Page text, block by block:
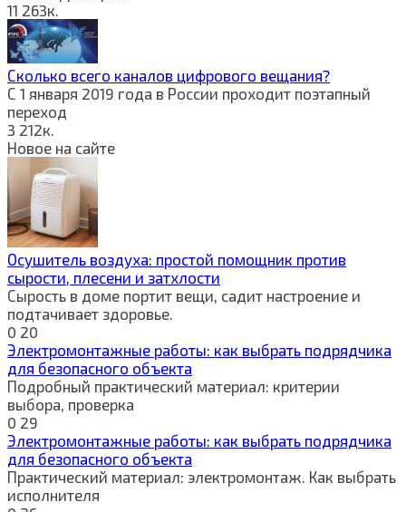
11 263к.
Сколько всего каналов цифрового вещания?
С 1 января 2019 года в России проходит поэтапный
переход
3 212к.
Новое на сайте
Осушитель воздуха: простой помощник против
сырости, плесени и затхлости
Сырость в доме портит вещи, садит настроение и
подтачивает здоровье.
0 20
Электромонтажные работы: как выбрать подрядчика
для безопасного объекта
Подробный практический материал: критерии
выбора, проверка
0 29
Электромонтажные работы: как выбрать подрядчика
для безопасного объекта
Практический материал: электромонтаж. Как выбрать
исполнителя